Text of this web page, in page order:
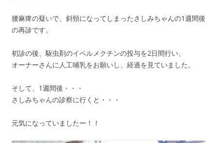
腰麻痺の疑いで、斜頸になってしまったさしみちゃんの1週間後
の再診です。
初診の後、駆虫剤のイベルメクチンの投与を2日間行い、
オーナーさんに人工哺乳をお願いし、経過を見ていました。
そして、1週間後・・・
さしみちゃんの診察に行くと・・・
元気になっていましたー！！